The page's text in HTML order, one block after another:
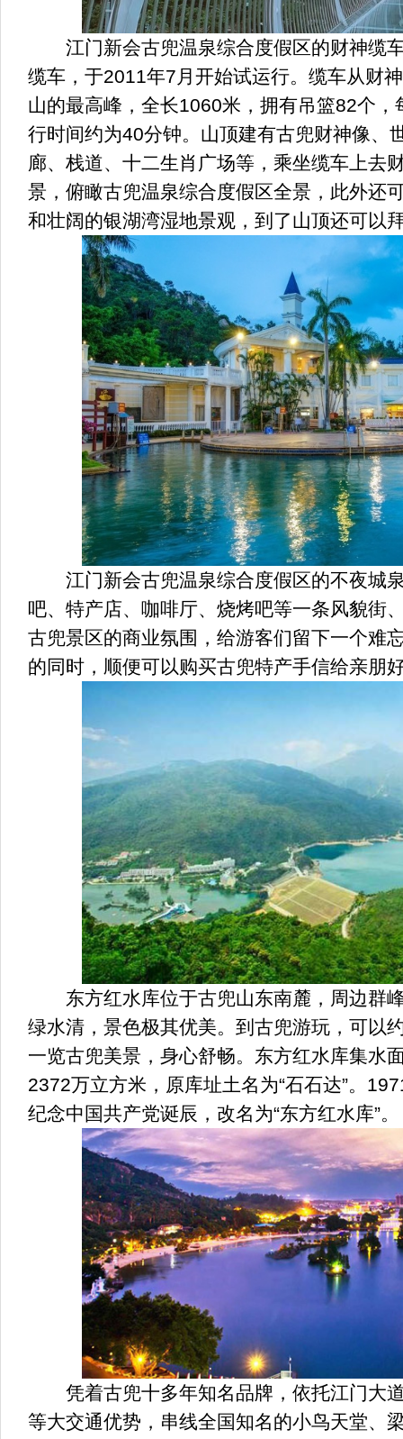
江门新会古兜温泉综合度假区的财神缆
缆车，于2011年7月开始试运行。缆车从财
山的最高峰，全长1060米，拥有吊篮82个
行时间约为40分钟。山顶建有古兜财神像、
廊、栈道、十二生肖广场等，乘坐缆车上去
景，俯瞰古兜温泉综合度假区全景，此外还
和壮阔的银湖湾湿地景观，到了山顶还可以
江门新会古兜温泉综合度假区的不夜城
吧、特产店、咖啡厅、烧烤吧等一条风貌街
古兜景区的商业氛围，给游客们留下一个难
的同时，顺便可以购买古兜特产手信给亲朋
东方红水库位于古兜山东南麓，周边群
绿水清，景色极其优美。到古兜游玩，可以
一览古兜美景，身心舒畅。东方红水库集水
2372万立方米，原库址土名为“石石达”。
纪念中国共产党诞辰，改名为“东方红水库”。
凭着古兜十多年知名品牌，依托江门大
等大交通优势，串线全国知名的小鸟天堂、